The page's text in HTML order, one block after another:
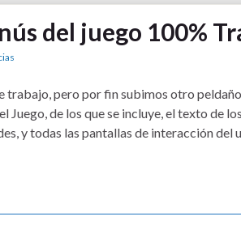
del juego 100%
trabajo, pero por fin subimos otro
Juego, de los que se incluye, el texto de
y todas las pantallas de interacción del